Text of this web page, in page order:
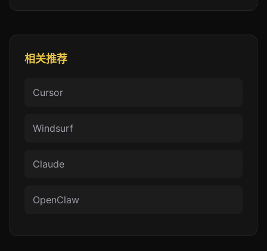
相关推荐
Cursor
Windsurf
Claude
OpenClaw